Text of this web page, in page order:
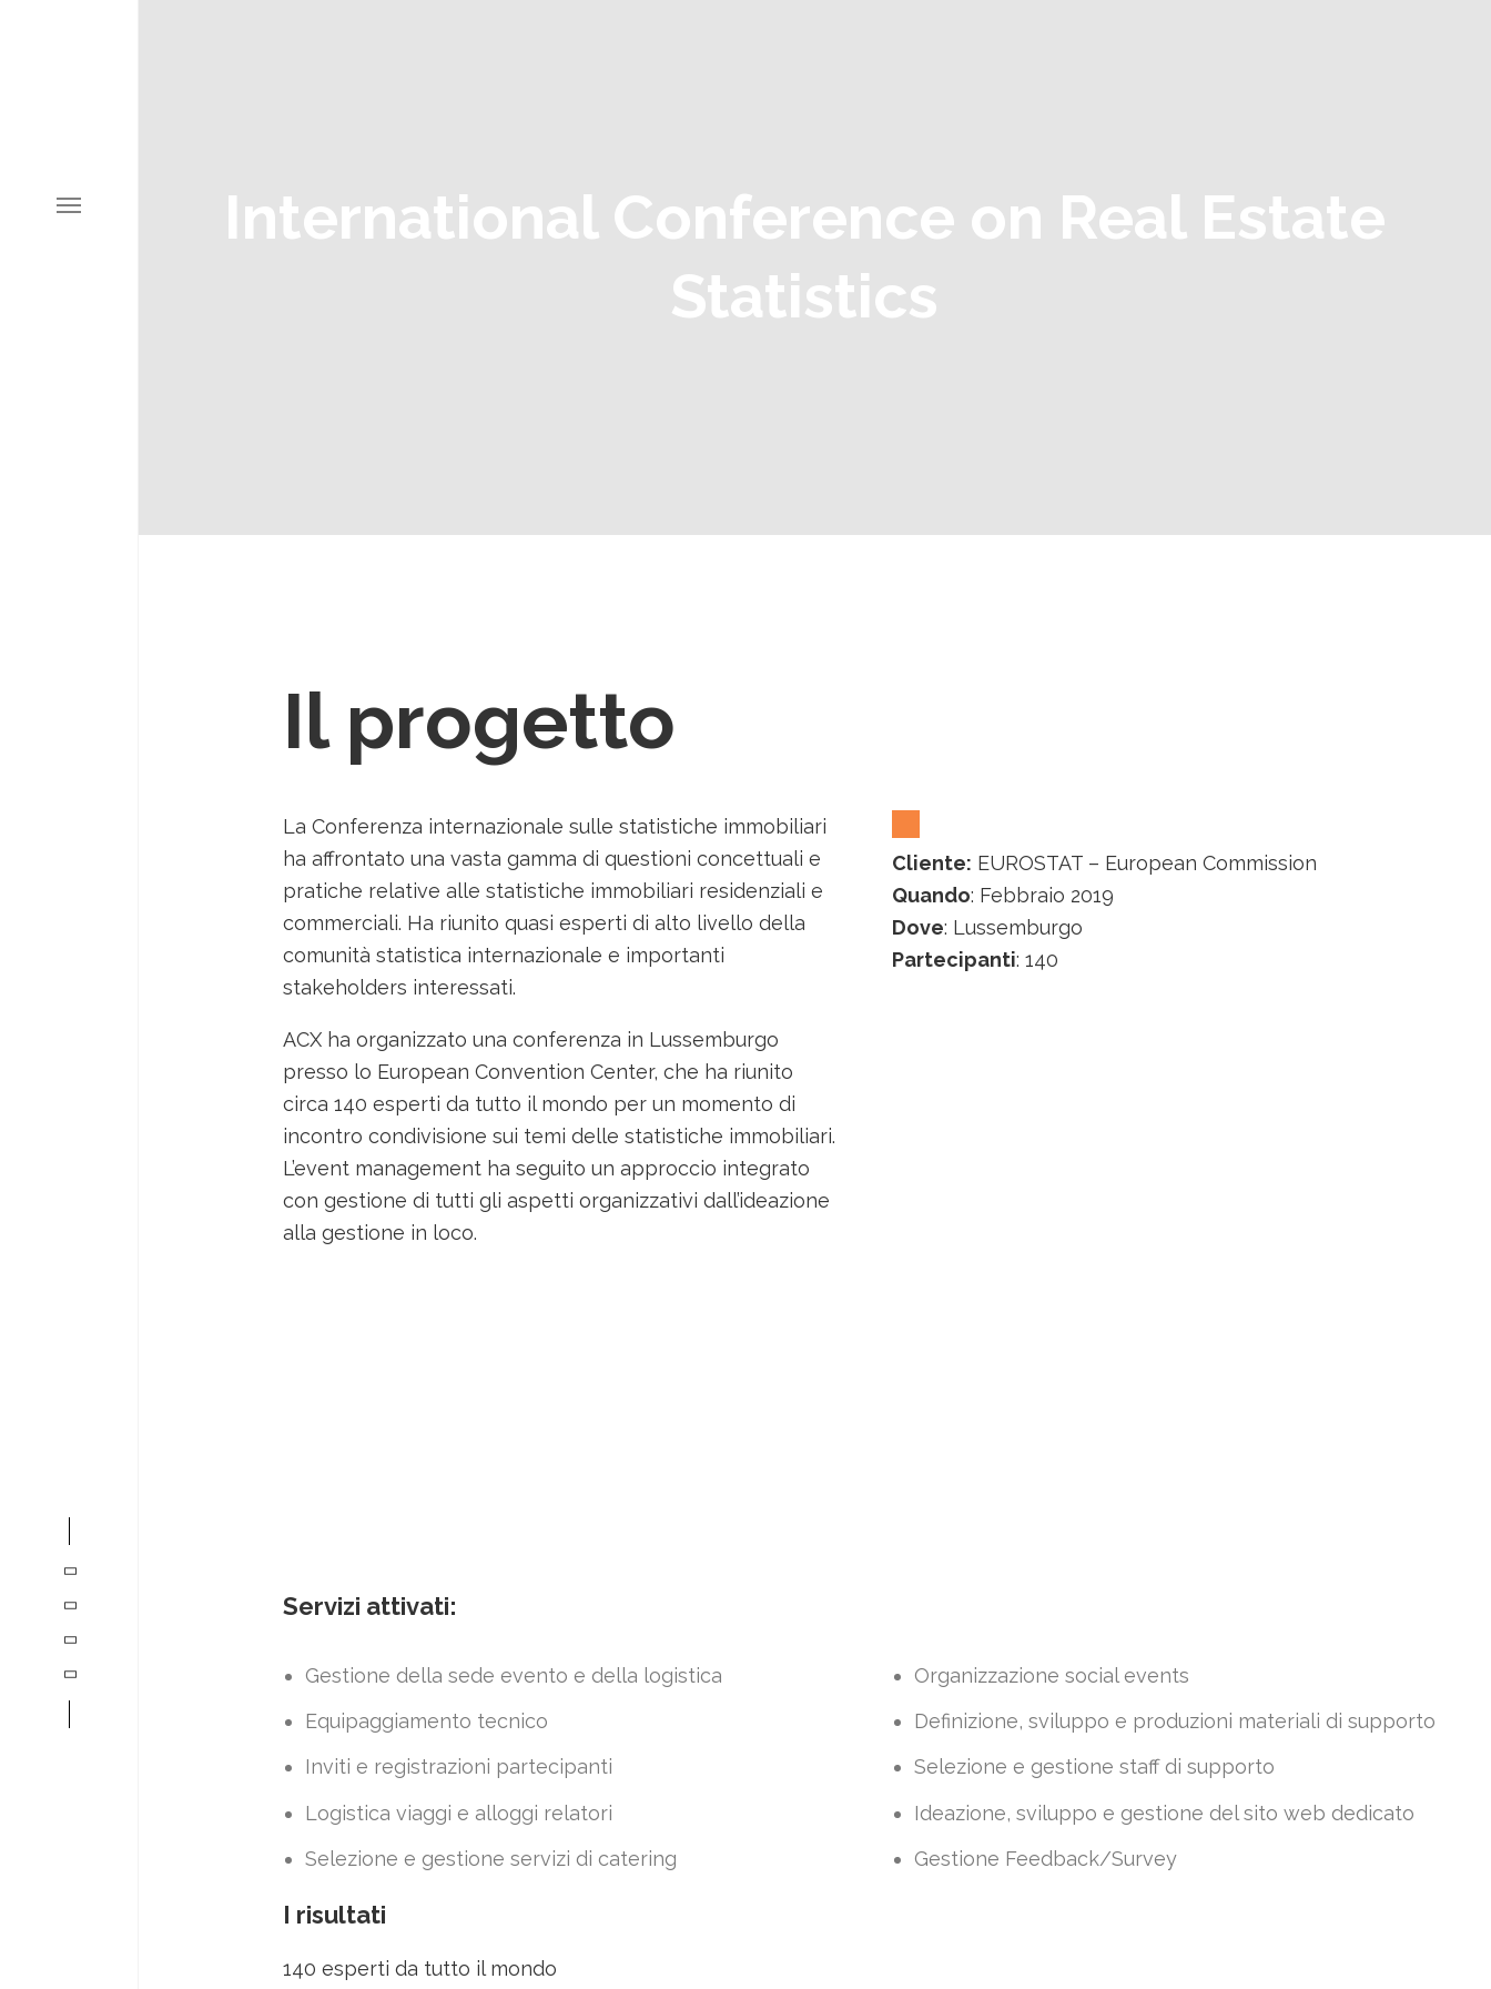
International Conference on Real Estate
Statistics
Il progetto
La Conferenza internazionale sulle statistiche immobiliari
ha affrontato una vasta gamma di questioni concettuali e
pratiche relative alle statistiche immobiliari residenziali e
commerciali. Ha riunito quasi esperti di alto livello della
comunità statistica internazionale e importanti
stakeholders interessati.
ACX ha organizzato una conferenza in Lussemburgo
presso lo European Convention Center, che ha riunito
circa 140 esperti da tutto il mondo per un momento di
incontro condivisione sui temi delle statistiche immobiliari.
L’event management ha seguito un approccio integrato
con gestione di tutti gli aspetti organizzativi dall’ideazione
alla gestione in loco.
Cliente: EUROSTAT – European Commission
Quando: Febbraio 2019
Dove: Lussemburgo
Partecipanti: 140
Servizi attivati:
Gestione della sede evento e della logistica
Equipaggiamento tecnico
Inviti e registrazioni partecipanti
Logistica viaggi e alloggi relatori
Selezione e gestione servizi di catering
Organizzazione social events
Definizione, sviluppo e produzioni materiali di supporto
Selezione e gestione staff di supporto
Ideazione, sviluppo e gestione del sito web dedicato
Gestione Feedback/Survey
I risultati
140 esperti da tutto il mondo